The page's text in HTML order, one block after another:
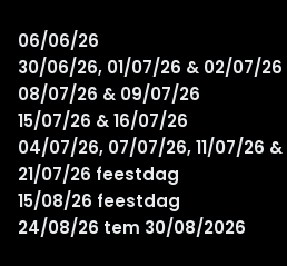
06/06/26
30/06/26, 01/07/26 & 02/07/26
08/07/26 & 09/07/26
15/07/26 & 16/07/26
04/07/26, 07/07/26, 11/07/26
21/07/26 feestdag
15/08/26 feestdag
24/08/26 tem 30/08/2026